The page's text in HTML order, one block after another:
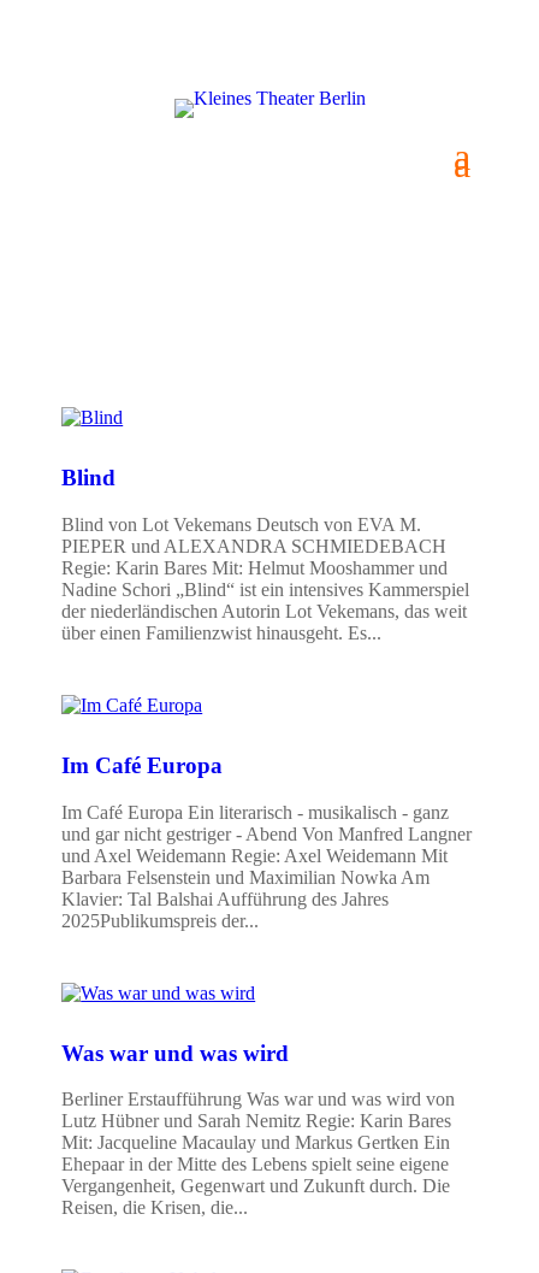
Blind
Blind von Lot Vekemans Deutsch von EVA M.
PIEPER und ALEXANDRA SCHMIEDEBACH
Regie: Karin Bares Mit: Helmut Mooshammer und
Nadine Schori „Blind“ ist ein intensives Kammerspiel
der niederländischen Autorin Lot Vekemans, das weit
über einen Familienzwist hinausgeht. Es...
Im Café Europa
Im Café Europa Ein literarisch - musikalisch - ganz
und gar nicht gestriger - Abend Von Manfred Langner
und Axel Weidemann Regie: Axel Weidemann Mit
Barbara Felsenstein und Maximilian Nowka Am
Klavier: Tal Balshai Aufführung des Jahres
2025Publikumspreis der...
Was war und was wird
Berliner Erstaufführung Was war und was wird von
Lutz Hübner und Sarah Nemitz Regie: Karin Bares
Mit: Jacqueline Macaulay und Markus Gertken Ein
Ehepaar in der Mitte des Lebens spielt seine eigene
Vergangenheit, Gegenwart und Zukunft durch. Die
Reisen, die Krisen, die...